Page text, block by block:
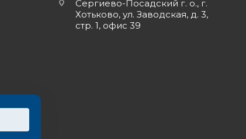
Сергиево-Посадский г. о., г.
Хотьково, ул. Заводская, д. 3,
стр. 1, офис 39